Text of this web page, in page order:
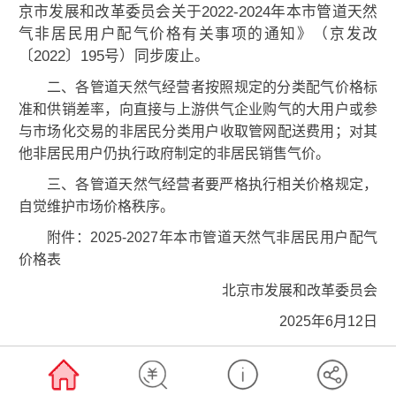
京市发展和改革委员会关于2022-2024年本市管道天然
气非居民用户配气价格有关事项的通知》（京发改
〔2022〕195号）同步废止。
二、各管道天然气经营者按照规定的分类配气价格标
准和供销差率，向直接与上游供气企业购气的大用户或参
与市场化交易的非居民分类用户收取管网配送费用；对其
他非居民用户仍执行政府制定的非居民销售气价。
三、各管道天然气经营者要严格执行相关价格规定，
自觉维护市场价格秩序。
附件：2025-2027年本市管道天然气非居民用户配气
价格表
北京市发展和改革委员会
2025年6月12日
2025-2027年本市管道天然气非居民用户配气价格表